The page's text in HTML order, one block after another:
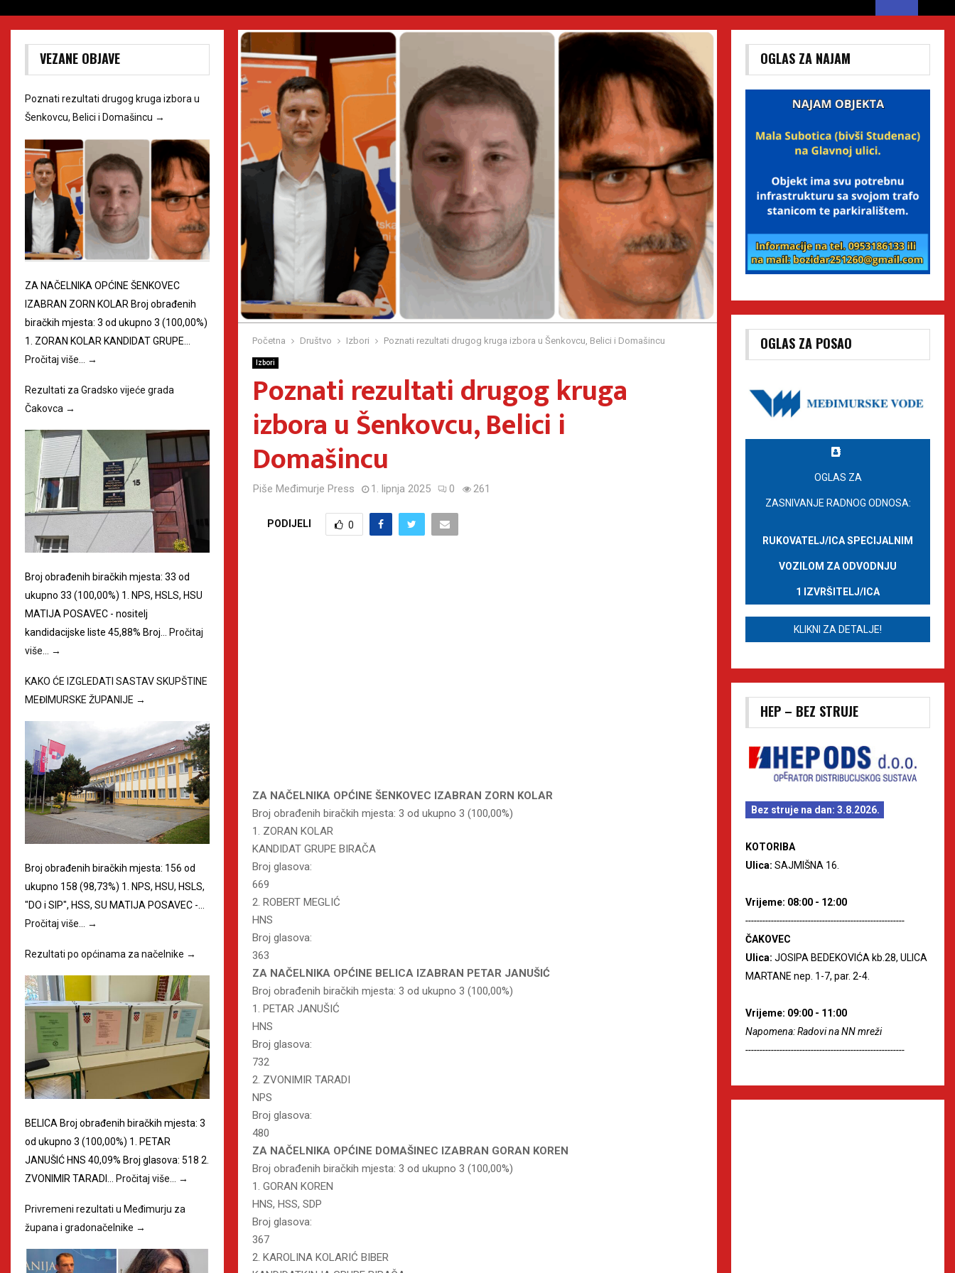
Početna Društvo Izbori Poznati rezultati drugog kruga izbora u Šenkovcu, Belici i Domašincu
Izbori
Poznati rezultati drugog kruga
izbora u Šenkovcu, Belici i
Domašincu
Piše Međimurje Press 1. lipnja 2025 0 261
PODIJELI 0
ZA NAČELNIKA OPĆINE ŠENKOVEC IZABRAN ZORN KOLAR
Broj obrađenih biračkih mjesta: 3 od ukupno 3 (100,00%)
1. ZORAN KOLAR
KANDIDAT GRUPE BIRAČA
Broj glasova:
669
2. ROBERT MEGLIĆ
HNS
Broj glasova:
363
ZA NAČELNIKA OPĆINE BELICA IZABRAN PETAR JANUŠIĆ
Broj obrađenih biračkih mjesta: 3 od ukupno 3 (100,00%)
1. PETAR JANUŠIĆ
HNS
Broj glasova:
732
2. ZVONIMIR TARADI
NPS
Broj glasova:
480
ZA NAČELNIKA OPĆINE DOMAŠINEC IZABRAN GORAN KOREN
Broj obrađenih biračkih mjesta: 3 od ukupno 3 (100,00%)
1. GORAN KOREN
HNS, HSS, SDP
Broj glasova:
367
2. KAROLINA KOLARIĆ BIBER
VEZANE OBJAVE
Poznati rezultati drugog kruga izbora u
Šenkovcu, Belici i Domašincu →
ZA NAČELNIKA OPĆINE ŠENKOVEC
IZABRAN ZORN KOLAR Broj obrađenih
biračkih mjesta: 3 od ukupno 3 (100,00%)
1. ZORAN KOLAR KANDIDAT GRUPE…
Pročitaj više…
→
Rezultati za Gradsko vijeće grada
Čakovca →
Broj obrađenih biračkih mjesta: 33 od
ukupno 33 (100,00%) 1. NPS, HSLS, HSU
MATIJA POSAVEC - nositelj
kandidacijske liste 45,88% Broj…
Pročitaj
više…
→
KAKO ĆE IZGLEDATI SASTAV SKUPŠTINE
MEĐIMURSKE ŽUPANIJE →
Broj obrađenih biračkih mjesta: 156 od
ukupno 158 (98,73%) 1. NPS, HSU, HSLS,
"DO i SIP", HSS, SU MATIJA POSAVEC -…
Pročitaj više… →
Rezultati po općinama za načelnike →
BELICA Broj obrađenih biračkih mjesta: 3
od ukupno 3 (100,00%) 1. PETAR
JANUŠIĆ HNS 40,09% Broj glasova: 518 2.
ZVONIMIR TARADI…
Pročitaj više… →
Privremeni rezultati u Međimurju za
župana i gradonačelnike →
OGLAS ZA NAJAM
OGLAS ZA POSAO
OGLAS ZA
ZASNIVANJE RADNOG ODNOSA:
RUKOVATELJ/ICA SPECIJALNIM
VOZILOM ZA ODVODNJU
1 IZVRŠITELJ/ICA
KLIKNI ZA DETALJE!
HEP – BEZ STRUJE
Bez struje na dan: 3.8.2026.
KOTORIBA
Ulica: SAJMIŠNA 16.
Vrijeme: 08:00 - 12:00
--------------------------------------------------------
ČAKOVEC
Ulica: JOSIPA BEDEKOVIĆA kb.28, ULICA
MARTANE nep. 1-7, par. 2-4.
Vrijeme: 09:00 - 11:00
Napomena: Radovi na NN mreži
--------------------------------------------------------